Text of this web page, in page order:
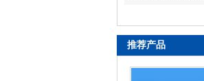
推荐产品